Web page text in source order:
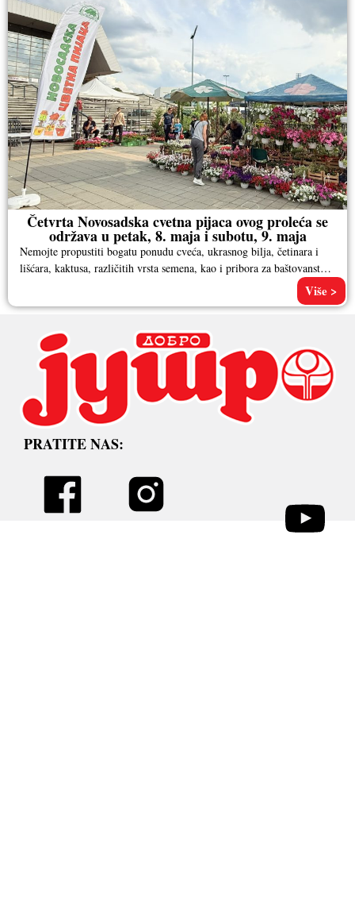
Četvrta Novosadska cvetna pijaca ovog proleća se
održava u petak, 8. maja i subotu, 9. maja
Nemojte propustiti bogatu ponudu cveća, ukrasnog bilja, četinara i
lišćara, kaktusa, različitih vrsta semena, kao i pribora za baštovanstvo.
Više >
PRATITE NAS: